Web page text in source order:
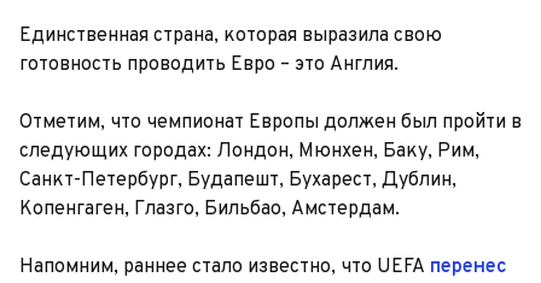
Единственная страна, которая выразила свою
готовность проводить Евро – это Англия.
Отметим, что чемпионат Европы должен был пройти в
следующих городах: Лондон, Мюнхен, Баку, Рим,
Санкт-Петербург, Будапешт, Бухарест, Дублин,
Копенгаген, Глазго, Бильбао, Амстердам.
Напомним, раннее стало известно, что UEFA перенес